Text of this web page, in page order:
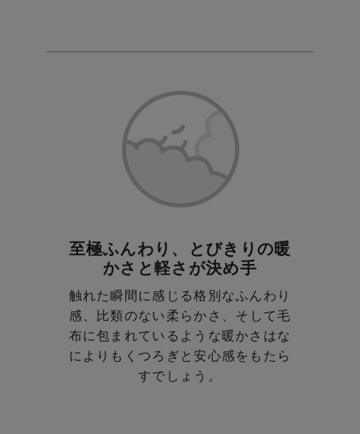
至極ふんわり、とびきりの暖
かさと軽さが決め手
触れた瞬間に感じる格別なふんわり
感、比類のない柔らかさ、 そして毛
布に包まれているような暖かさはな
によりも くつろぎと安心感をもたら
すでしょう。